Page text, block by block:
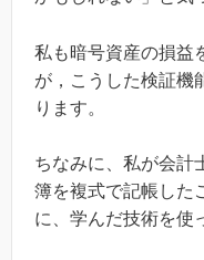
私も暗号資産の損益
が，こうした検証機
ります。
ちなみに、私が会計
簿を複式で記帳した
に、学んだ技術を使